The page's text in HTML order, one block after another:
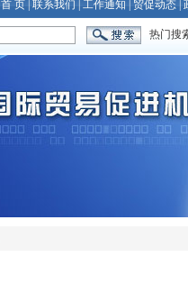
首 页 联系我们 工作通知 贸促动态
热门搜